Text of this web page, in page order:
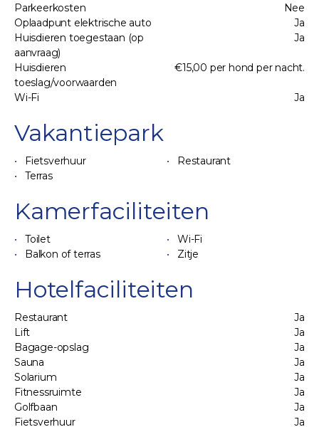
Parkeerkosten
Nee
Oplaadpunt elektrische auto
Ja
Huisdieren toegestaan (op
aanvraag)
Ja
Huisdieren
toeslag/voorwaarden
€15,00 per hond per nacht.
Wi-Fi Ja
Vakantiepark
Fietsverhuur
Restaurant
Terras
Kamerfaciliteiten
Toilet
Wi-Fi
Balkon of terras
Zitje
Hotelfaciliteiten
Restaurant
Ja
Lift
Ja
Bagage-opslag
Ja
Sauna
Ja
Solarium
Ja
Fitnessruimte
Ja
Golfbaan
Ja
Fietsverhuur
Ja